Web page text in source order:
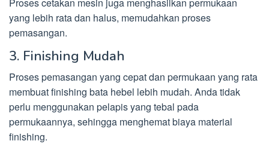
yang lebih rata dan halus, memudahkan proses
pemasangan.
3. Finishing Mudah
Proses pemasangan yang cepat dan permukaan yang rata
membuat finishing bata hebel lebih mudah. Anda tidak
perlu menggunakan pelapis yang tebal pada
permukaannya, sehingga menghemat biaya material
finishing.